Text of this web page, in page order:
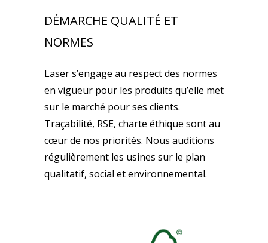
DÉMARCHE QUALITÉ ET
NORMES
Laser s’engage au respect des normes
en vigueur pour les produits qu’elle met
sur le marché pour ses clients.
Traçabilité, RSE, charte éthique sont au
cœur de nos priorités. Nous auditions
régulièrement les usines sur le plan
qualitatif, social et environnemental.